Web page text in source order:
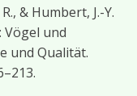
& Humbert, J.-Y.
Vögel und
und Qualität.